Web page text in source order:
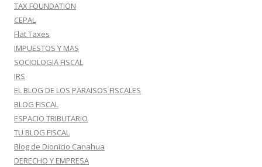
TAX FOUNDATION
CEPAL
Flat Taxes
IMPUESTOS Y MAS
SOCIOLOGIA FISCAL
IRS
EL BLOG DE LOS PARAISOS FISCALES
BLOG FISCAL
ESPACIO TRIBUTARIO
TU BLOG FISCAL
Blog de Dionicio Canahua
DERECHO Y EMPRESA